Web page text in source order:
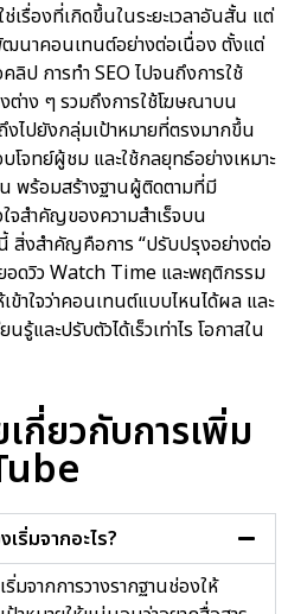
เรื่องที่เกิดขึ้นในระยะเวลาอันสั้น แต่
นาคอนเทนต์อย่างต่อเนื่อง ตั้งแต่
ลิป การทำ SEO ไปจนถึงการใช้
าง ๆ รวมถึงการใช้โฆษณาบน
งไปยังกลุ่มเป้าหมายที่ตรงมากขึ้น
จทย์ผู้ชม และใช้กลยุทธ์อย่างเหมาะ
น พร้อมสร้างฐานผู้ติดตามที่มี
จสำคัญของความสำเร็จบน
งสำคัญคือการ “ปรับปรุงอย่างต่อ
อดวิว Watch Time และพฤติกรรม
ข้าใจว่าคอนเทนต์แบบไหนได้ผล และ
และปรับตัวได้เร็วเท่าไร โอกาสใน
กี่ยวกับการเพิ่ม
ริ่มจากอะไร?
มจากการวางรากฐานช่องให้